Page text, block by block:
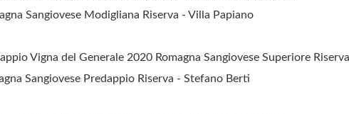
Sangiovese Modigliana Riserva - Villa Papiano
Vigna del Generale 2020 Romagna Sangiovese Superiore
Sangiovese Predappio Riserva - Stefano Berti